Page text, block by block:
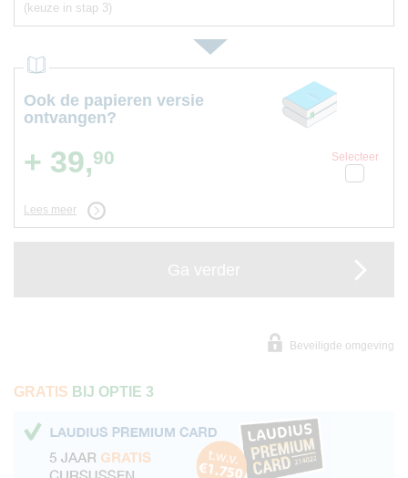
(keuze in stap 3)
Ook de papieren versie
ontvangen?
Selecteer
+ 39,90
Lees meer
Beveiligde omgeving
GRATIS BIJ OPTIE 3